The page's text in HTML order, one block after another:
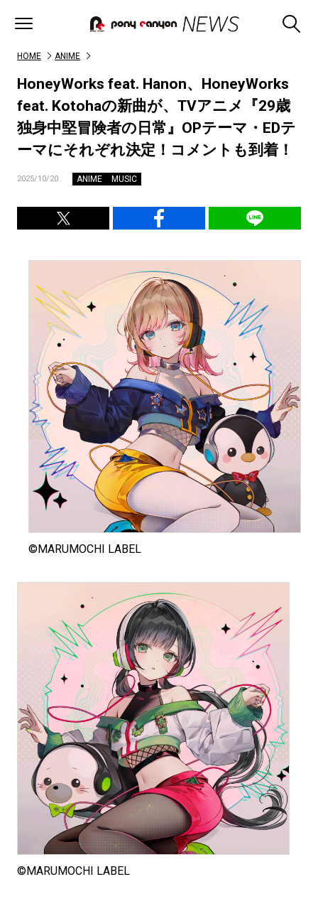
HOME ANIME
HoneyWorks feat. Hanon、HoneyWorks
feat. Kotohaの新曲が、TVアニメ『29歳
独身中堅冒険者の日常』OPテーマ・EDテ
ーマにそれぞれ決定！コメントも到着！
2025/10/20 ANIME MUSIC
©MARUMOCHI LABEL
©MARUMOCHI LABEL